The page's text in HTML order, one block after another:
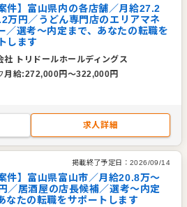
件】富山県内の各店舗／月給27.2
万円／うどん専門店のエリアマネ
／選考～内定まで、あなたの転職を
します
社 トリドールホールディングス
月給:272,000円〜322,000円
求人詳細
掲載終了予定日： 2026/09/14
件】富山県富山市／月給20.8万～
／居酒屋の店長候補／選考～内定
なたの転職をサポートします